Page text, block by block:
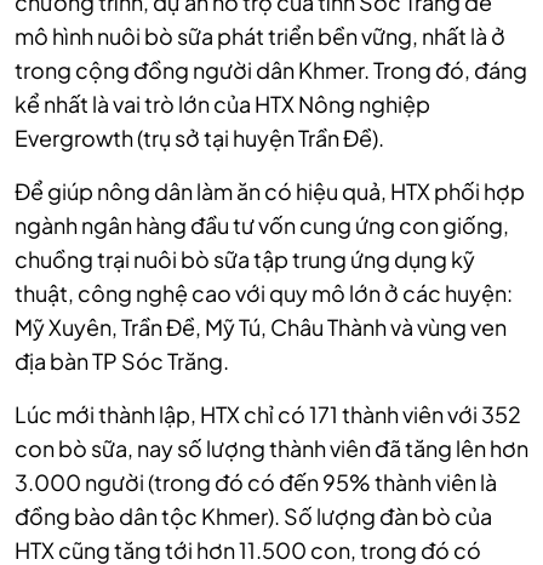
mô hình nuôi bò sữa phát triển bền vững, nhất là ở
trong cộng đồng người dân Khmer. Trong đó, đáng
kể nhất là vai trò lớn của HTX Nông nghiệp
Evergrowth (trụ sở tại huyện Trần Đề).
Để giúp nông dân làm ăn có hiệu quả, HTX phối hợp
ngành ngân hàng đầu tư vốn cung ứng con giống,
chuồng trại nuôi bò sữa tập trung ứng dụng kỹ
thuật, công nghệ cao với quy mô lớn ở các huyện:
Mỹ Xuyên, Trần Đề, Mỹ Tú, Châu Thành và vùng ven
địa bàn TP Sóc Trăng.
Lúc mới thành lập, HTX chỉ có 171 thành viên với 352
con bò sữa, nay số lượng thành viên đã tăng lên hơn
3.000 người (trong đó có đến 95% thành viên là
đồng bào dân tộc Khmer). Số lượng đàn bò của
HTX cũng tăng tới hơn 11.500 con, trong đó có